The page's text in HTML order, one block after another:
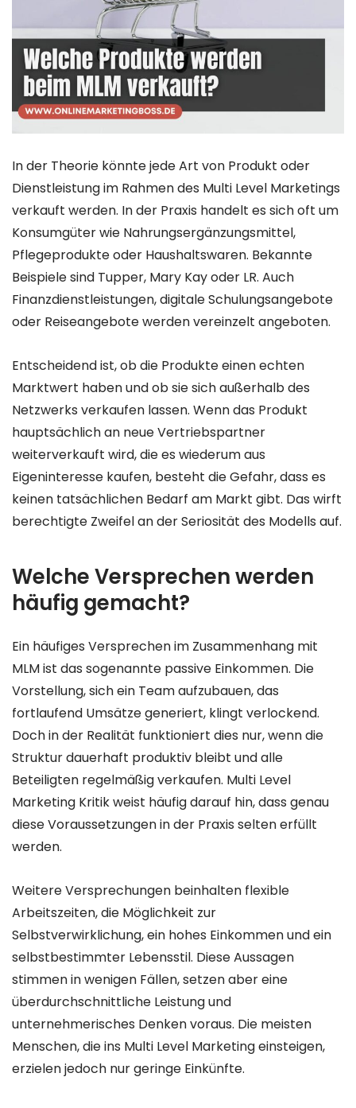
In der Theorie könnte jede Art von Produkt oder
Dienstleistung im Rahmen des Multi Level Marketings
verkauft werden. In der Praxis handelt es sich oft um
Konsumgüter wie Nahrungsergänzungsmittel,
Pflegeprodukte oder Haushaltswaren. Bekannte
Beispiele sind Tupper, Mary Kay oder LR. Auch
Finanzdienstleistungen, digitale Schulungsangebote
oder Reiseangebote werden vereinzelt angeboten.
Entscheidend ist, ob die Produkte einen echten
Marktwert haben und ob sie sich außerhalb des
Netzwerks verkaufen lassen. Wenn das Produkt
hauptsächlich an neue Vertriebspartner
weiterverkauft wird, die es wiederum aus
Eigeninteresse kaufen, besteht die Gefahr, dass es
keinen tatsächlichen Bedarf am Markt gibt. Das wirft
berechtigte Zweifel an der Seriosität des Modells auf.
Welche Versprechen werden
häufig gemacht?
Ein häufiges Versprechen im Zusammenhang mit
MLM ist das sogenannte passive Einkommen. Die
Vorstellung, sich ein Team aufzubauen, das
fortlaufend Umsätze generiert, klingt verlockend.
Doch in der Realität funktioniert dies nur, wenn die
Struktur dauerhaft produktiv bleibt und alle
Beteiligten regelmäßig verkaufen. Multi Level
Marketing Kritik weist häufig darauf hin, dass genau
diese Voraussetzungen in der Praxis selten erfüllt
werden.
Weitere Versprechungen beinhalten flexible
Arbeitszeiten, die Möglichkeit zur
Selbstverwirklichung, ein hohes Einkommen und ein
selbstbestimmter Lebensstil. Diese Aussagen
stimmen in wenigen Fällen, setzen aber eine
überdurchschnittliche Leistung und
unternehmerisches Denken voraus. Die meisten
Menschen, die ins Multi Level Marketing einsteigen,
erzielen jedoch nur geringe Einkünfte.